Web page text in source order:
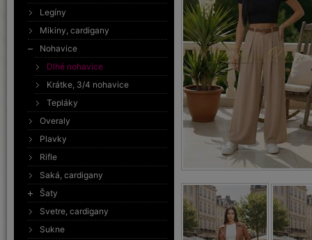
Legíny
Mikiny, cardigany
Nohavice
Dlhé nohavice
Krátke, 3/4 nohavice
Tepláky
Overaly
Plavky
Rifle
Saká, cardigany
Šaty
Svetre, cardigany
Sukne